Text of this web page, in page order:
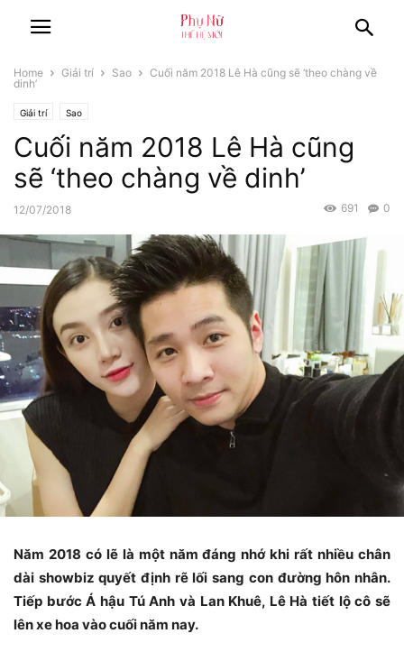
Home Giải trí Sao
Cuối năm 2018 Lê Hà cũng sẽ ‘theo chàng về
dinh’
Giải trí Sao
Cuối năm 2018 Lê Hà cũng
sẽ ‘theo chàng về dinh’
12/07/2018 0
691
Năm 2018 có lẽ là một năm đáng nhớ khi rất nhiều chân
dài showbiz quyết định rẽ lối sang con đường hôn nhân.
Tiếp bước Á hậu Tú Anh và Lan Khuê, Lê Hà tiết lộ cô sẽ
lên xe hoa vào cuối năm nay.